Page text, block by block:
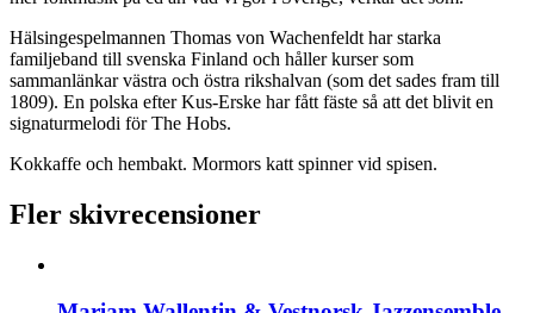
Hälsingespelmannen Thomas von Wachenfeldt har starka
familjeband till svenska Finland och håller kurser som
sammanlänkar västra och östra rikshalvan (som det sades fram till
1809). En polska efter Kus-Erske har fått fäste så att det blivit en
signaturmelodi för The Hobs.
Kokkaffe och hembakt. Mormors katt spinner vid spisen.
Fler skivrecensioner